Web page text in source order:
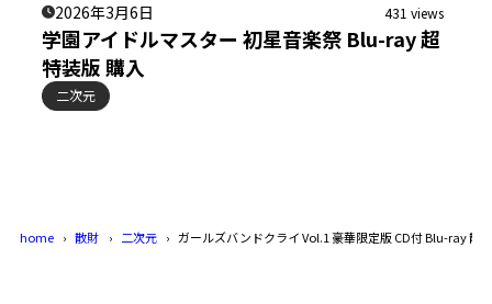
2026年3月6日 431 views
学園アイドルマスター 初星音楽祭 Blu-ray 超
特装版 購入
二次元
home 散財 二次元 ガールズバンドクライ Vol.1 豪華限定版 CD付 Blu-ray 散